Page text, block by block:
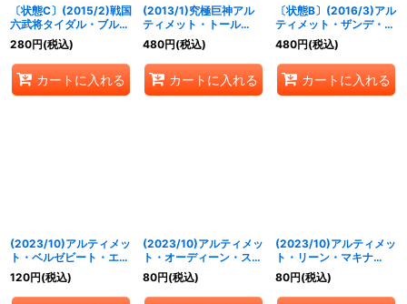
〔状態C〕(2015/2)戦国
六武将タイダル・ブルー
【X】{BS33-X06}
《青》
280円(税込)
カートに入れる
(2013/1)究極巨神アル
ティメット・トール
【X】{BS24-X06}
《白》
480円(税込)
カートに入れる
〔状態B〕(2016/3)アル
ティメット・ザンデ・ミ
リオン(BSC27収録)
【X】{BS30-X05}
《紫》
480円(税込)
カートに入れる
(2023/10)アルティメッ
ト・ベルゼビート・エク
エス【R】{SD67-001}
《紫》
120円(税込)
(2023/10)アルティメッ
ト・オーディーン・スト
ライカー【R】{SD67-
003}《白》
80円(税込)
(2023/10)アルティメッ
ト・リーン・マキナ
【R】{SD67-004}
《黄》
80円(税込)